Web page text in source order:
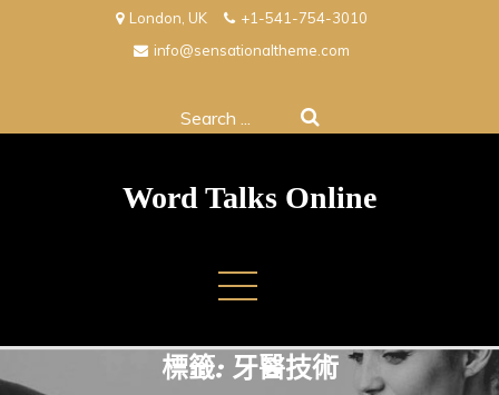
London, UK
+1-541-754-3010
info@sensationaltheme.com
Search
Word Talks Online
標籤: 牙醫技術